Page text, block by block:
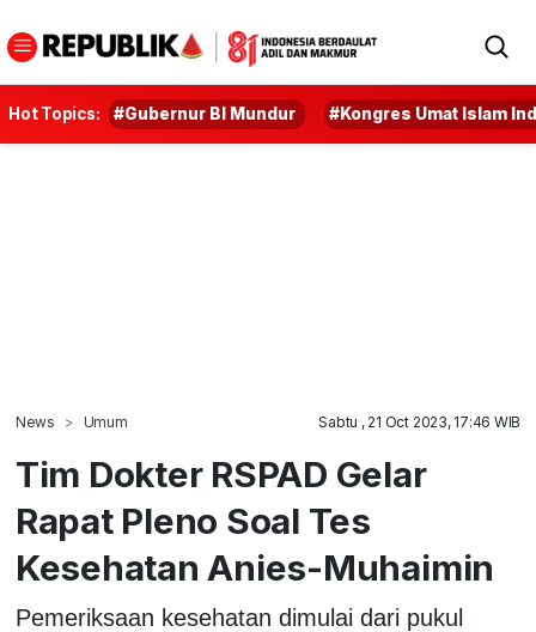
Hot Topics: #Gubernur BI Mundur #Kongres Umat Islam
News Umum Sabtu , 21 Oct 2023, 17:46 WIB
Tim Dokter RSPAD Gelar
Rapat Pleno Soal Tes
Kesehatan Anies-Muhaimin
Pemeriksaan kesehatan dimulai dari pukul